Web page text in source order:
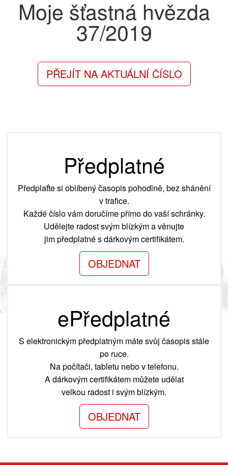
Moje šťastná hvězda
37/2019
PŘEJÍT NA AKTUÁLNÍ ČÍSLO
Předplatné
Předplaťte si oblíbený časopis pohodlně, bez shánění
v trafice.
Každé číslo vám doručíme přímo do vaší schránky.
Udělejte radost svým blízkým a věnujte
jim předplatné s dárkovým certifikátem.
OBJEDNAT
ePředplatné
S elektronickým předplatným máte svůj časopis stále
po ruce.
Na počítači, tabletu nebo v telefonu.
A dárkovým certifikátem můžete udělat
velkou radost i svým blízkým.
OBJEDNAT